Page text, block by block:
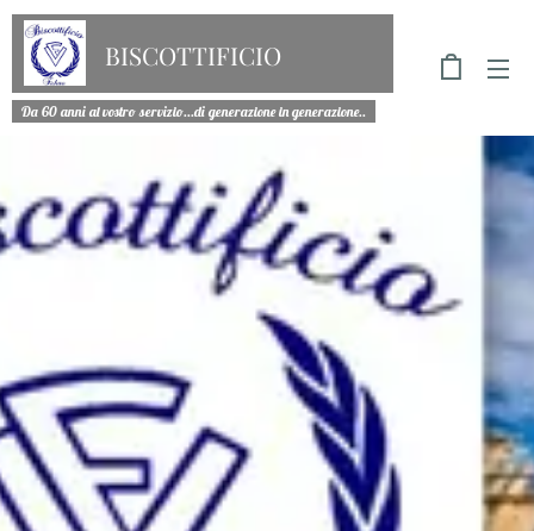
BISCOTTIFICIO
FICHERA
Da 60 anni al vostro servizio...di generazione in generazione..